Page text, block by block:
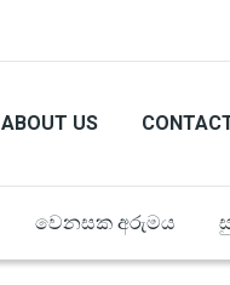
ABOUT US
වෙනසක අරුමය